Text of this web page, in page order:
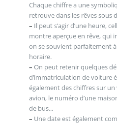
Chaque chiffre a une
retrouve dans les rêves sous
– Il peut s’agir d’une heure,
montre aperçue en rêve, qui
on se souvient parfaitement à
horaire.
– On peut retenir quelques
d’immatriculation de voiture
également des chiffres sur
avion, le numéro d’une
de bus...
– Une date est également